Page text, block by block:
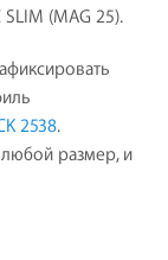
(MAG 25).
2538.
размер, и